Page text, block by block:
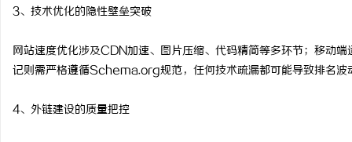
3、技术优化的隐性壁垒突破
网站速度优化涉及CDN加速、图片压缩、代码精简等多环节；移
记则需严格遵循Schema.org规范，任何技术疏漏都可能导致排名波
4、外链建设的质量把控